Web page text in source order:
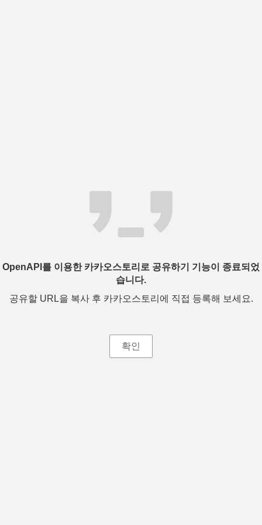
OpenAPI를 이용한 카카오스토리로 공유하기 기능이 종료되었
습니다.
공유할 URL을 복사 후 카카오스토리에 직접 등록해 보세요.
확인